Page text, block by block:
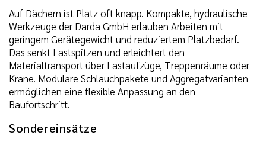
Auf Dächern ist Platz oft knapp. Kompakte, hydraulische
Werkzeuge der Darda GmbH erlauben Arbeiten mit
geringem Gerätegewicht und reduziertem Platzbedarf.
Das senkt Lastspitzen und erleichtert den
Materialtransport über Lastaufzüge, Treppenräume oder
Krane. Modulare Schlauchpakete und Aggregatvarianten
ermöglichen eine flexible Anpassung an den
Baufortschritt.
Sondereinsätze